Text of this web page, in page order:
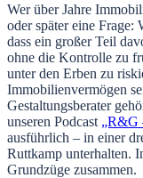
Wer über Jahre
oder später eine Frage:
dass ein großer Teil
ohne die Kontrolle zu
unter den Erben zu
Immobilienvermögen
Gestaltungsberater
unseren Podcast „R&G
ausführlich – in einer
Ruttkamp unterhalten.
Grundzüge zusammen.